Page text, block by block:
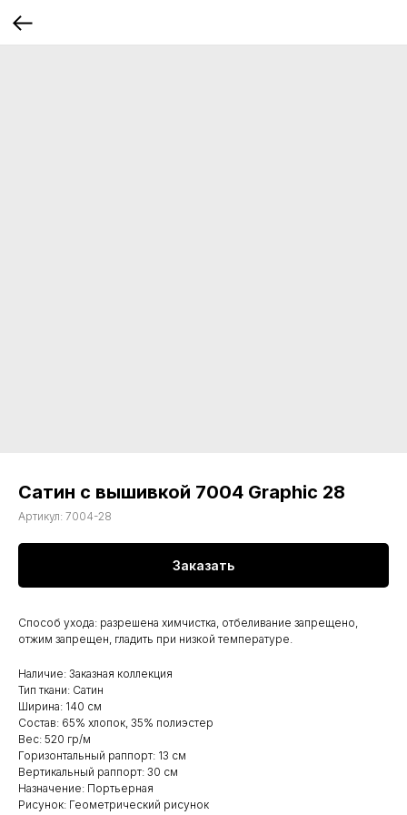
Сатин с вышивкой 7004 Graphic 28
Артикул: 7004-28
Заказать
Способ ухода: разрешена химчистка, отбеливание запрещено,
отжим запрещен, гладить при низкой температуре.
Наличие: Заказная коллекция
Тип ткани: Сатин
Ширина: 140 см
Состав: 65% хлопок, 35% полиэстер
Вес: 520 гр/м
Горизонтальный раппорт: 13 см
Вертикальный раппорт: 30 см
Назначение: Портьерная
Рисунок: Геометрический рисунок